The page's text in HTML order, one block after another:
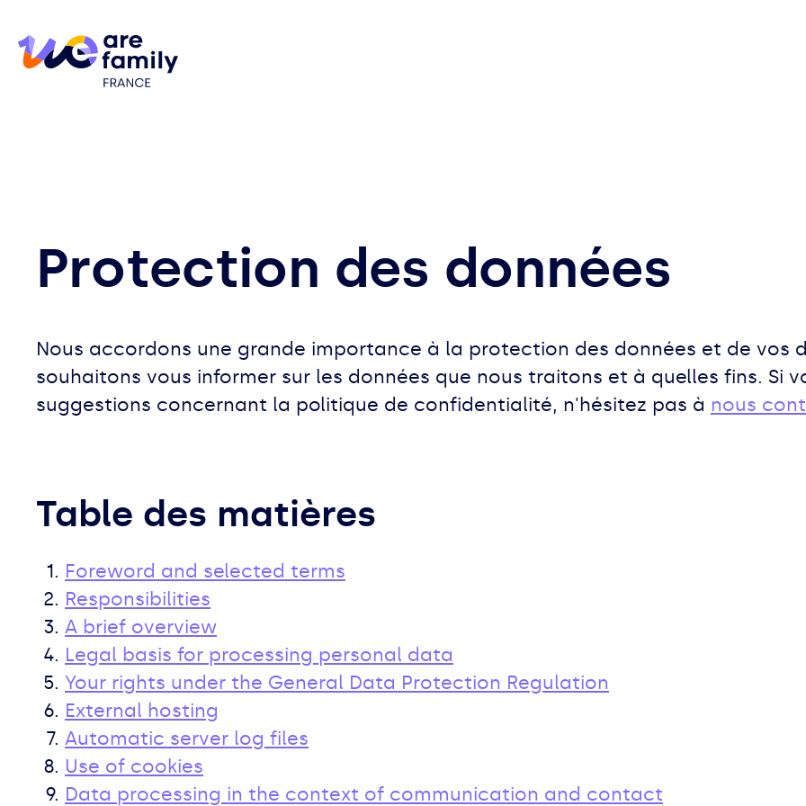
Protection des données
Nous accordons une grande importance à la protection des données et de vos
souhaitons vous informer sur les données que nous traitons et à quelles fins. Si
suggestions concernant la politique de confidentialité, n'hésitez pas à nous
Table des matières
Foreword and selected terms
Responsibilities
A brief overview
Legal basis for processing personal data
Your rights under the General Data Protection Regulation
External hosting
Automatic server log files
Use of cookies
Data processing in the context of communication and contact